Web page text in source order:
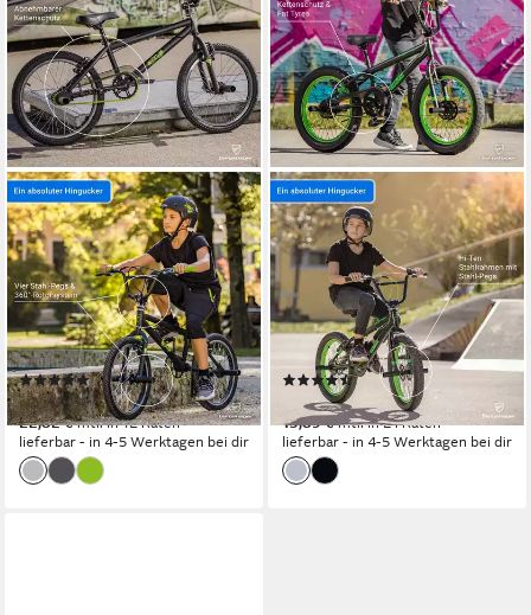
BERGSTEIGER
BMX-Rad Ohio 20 Zoll, 360°
Rotor-System, Freestyle,
Mädchen, Jungen
27 cm Rahmenhöhe
1 Gänge
100 kg Zul. Gesamtgewicht
(19)
249,90 €
22,82 €mtl. in 12 Raten
lieferbar - in 4-5 Werktagen bei dir
BERGSTEIGER
BMX-Rad Tokyo 20 Zoll,
Fatbike, 360° Rotor-System,
Mädchen, Jungen
29 cm
Rahmenhöhe
1 Gänge
100 kg Zul. Gesamtgewicht
(75)
319,90 €
15,89 €mtl. in 24 Raten
lieferbar - in 4-5 Werktagen bei dir